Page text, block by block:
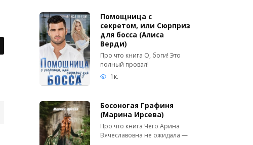
Помощница с
секретом, или Сюрприз
для босса (Алиса
Верди)
Про что книга О, боги! Это
полный провал!
1к.
Босоногая Графиня
(Марина Ирсева)
Про что книга Чего Арина
Вячеславовна не ожидала —